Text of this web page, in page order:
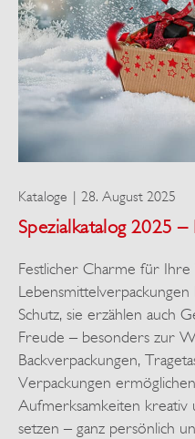
Spezialkatalog 2025
Kataloge 28. August 2025
Festlicher Charme für Ihre
Schutz, sie erzählen auch
Freude – besonders zur
Backverpackungen,
Verpackungen
Aufmerksamkeiten kreativ
setzen – ganz persönlich